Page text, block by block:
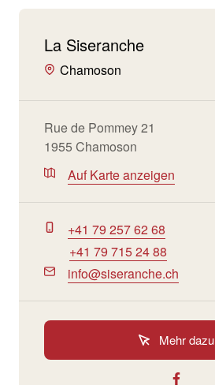
La Siseranche
Chamoson
Rue de Pommey 21
1955 Chamoson
Auf Karte anzeigen
+41 79 257 62 68
+41 79 715 24 88
info@siseranche.ch
Mehr dazu